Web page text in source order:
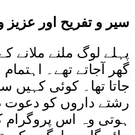
سیر و تفریح اور عزیز
پہلے لوگ ملنے ملانے
گھر آجاتے تھے۔ اہتمام
جاتا تھا۔ کوئی کہیں
رشتے داروں کو
ہوتی وہ اس پروگرام